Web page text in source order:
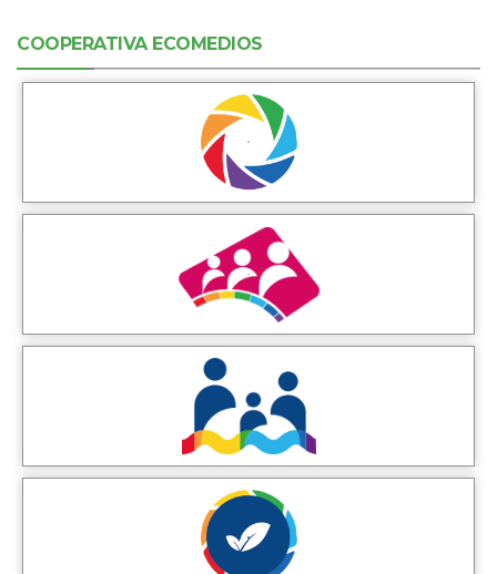
COOPERATIVA ECOMEDIOS